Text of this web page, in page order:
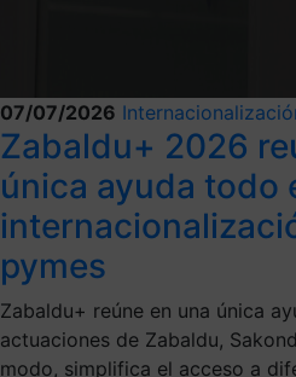
07/07/2026
Zabaldu+ 2026
única ayuda todo
pymes
Zabaldu+ reúne en una única
actuaciones de Zabaldu,
modo, simplifica el acceso a